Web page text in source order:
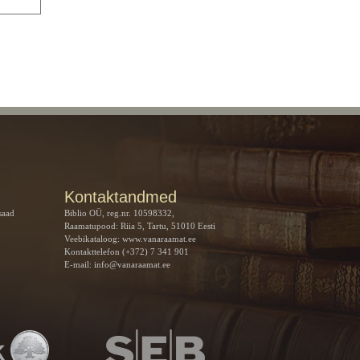
Kontaktandmed
Biblio OÜ, reg.nr. 10598332,
Raamatupood: Riia 5, Tartu, 51010 Eesti
Veebikataloog: www.vanaraamat.ee
Kontakttelefon (+372) 7 341 901
E-mail: info@vanaraamat.ee